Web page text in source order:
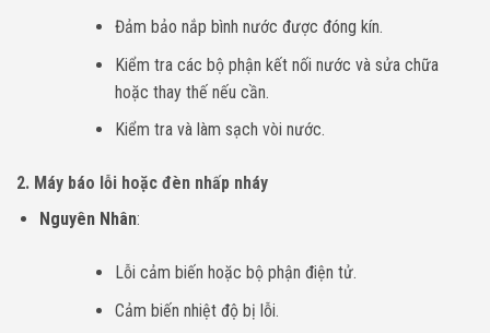
Đảm bảo nắp bình nước được đóng kín.
Kiểm tra các bộ phận kết nối nước và sửa chữa
hoặc thay thế nếu cần.
Kiểm tra và làm sạch vòi nước.
2. Máy báo lỗi hoặc đèn nhấp nháy
Nguyên Nhân:
Lỗi cảm biến hoặc bộ phận điện tử.
Cảm biến nhiệt độ bị lỗi.